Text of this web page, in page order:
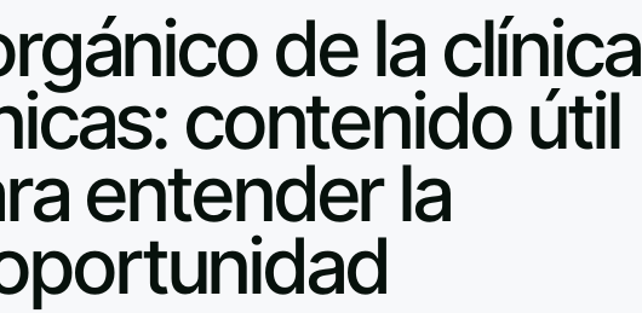
de la clínica
contenido útil
entender la